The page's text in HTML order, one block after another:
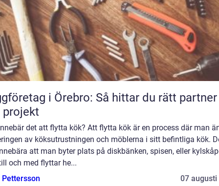
i Örebro: Så hittar du rätt
det att flytta kök? Att flytta kök är en process där man
av köksutrustningen och möblerna i sitt befintliga kök.
att man byter plats på diskbänken, spisen, eller
och med flyttar he...
07 augusti